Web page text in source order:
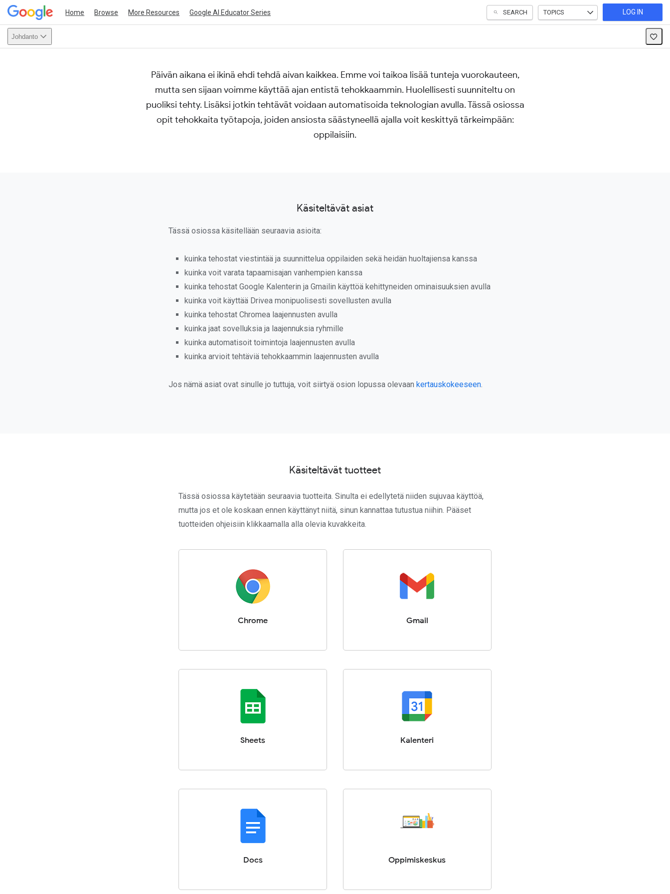
Home Browse More Resources Google AI Educator Series SEARCH TOPICS LOG IN
Johdanto
Päivän aikana ei ikinä ehdi tehdä aivan kaikkea. Emme voi taikoa lisää tunteja vuorokauteen,
mutta sen sijaan voimme käyttää ajan entistä tehokkaammin. Huolellisesti suunniteltu on
puoliksi tehty. Lisäksi jotkin tehtävät voidaan automatisoida teknologian avulla. Tässä osiossa
opit tehokkaita työtapoja, joiden ansiosta säästyneellä ajalla voit keskittyä tärkeimpään:
oppilaisiin.
Käsiteltävät asiat
Tässä osiossa käsitellään seuraavia asioita:
kuinka tehostat viestintää ja suunnittelua oppilaiden sekä heidän huoltajiensa kanssa
kuinka voit varata tapaamisajan vanhempien kanssa
kuinka tehostat Google Kalenterin ja Gmailin käyttöä kehittyneiden ominaisuuksien avulla
kuinka voit käyttää Drivea monipuolisesti sovellusten avulla
kuinka tehostat Chromea laajennusten avulla
kuinka jaat sovelluksia ja laajennuksia ryhmille
kuinka automatisoit toimintoja laajennusten avulla
kuinka arvioit tehtäviä tehokkaammin laajennusten avulla
Jos nämä asiat ovat sinulle jo tuttuja, voit siirtyä osion lopussa olevaan kertauskokeeseen.
Käsiteltävät tuotteet
Tässä osiossa käytetään seuraavia tuotteita. Sinulta ei edellytetä niiden sujuvaa käyttöä,
mutta jos et ole koskaan ennen käyttänyt niitä, sinun kannattaa tutustua niihin. Pääset
tuotteiden ohjeisiin klikkaamalla alla olevia kuvakkeita.
Chrome Gmail
Sheets Kalenteri
Docs Oppimiskeskus